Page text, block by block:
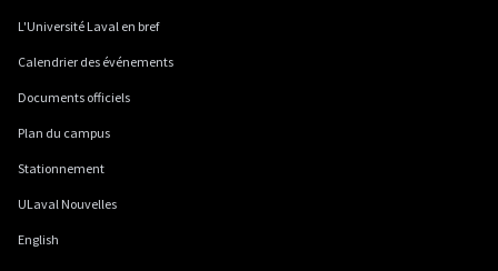
L'Université Laval en bref
Calendrier des événements
Documents officiels
Plan du campus
Stationnement
ULaval Nouvelles
English